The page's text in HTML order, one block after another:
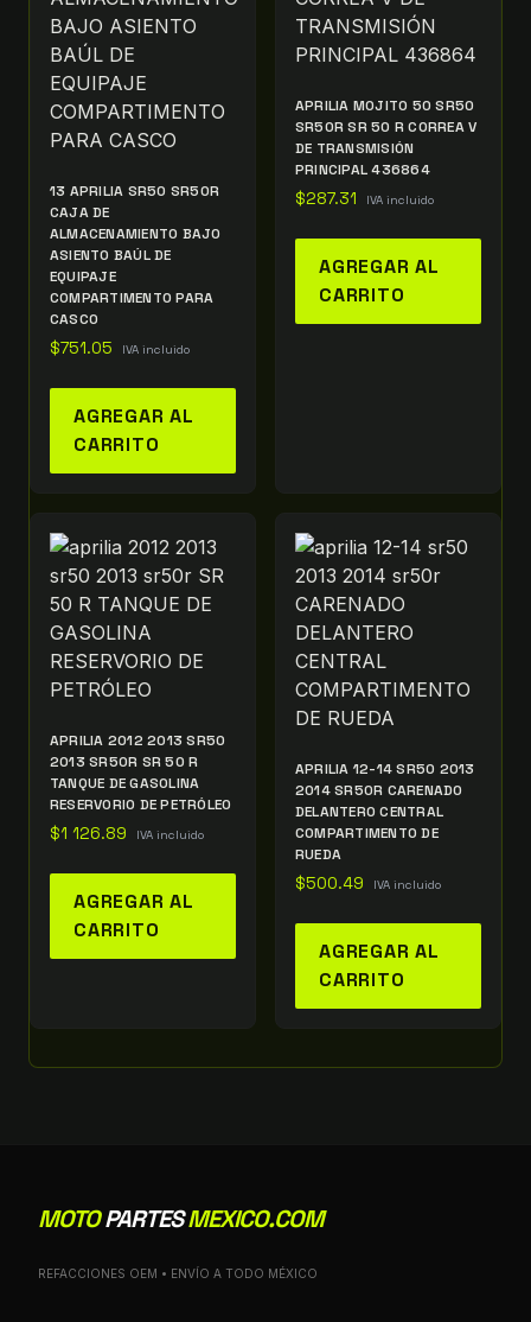
13 APRILIA SR50 SR50R
CAJA DE
ALMACENAMIENTO BAJO
ASIENTO BAÚL DE
EQUIPAJE
COMPARTIMENTO PARA
CASCO
$751.05 IVA incluido
AGREGAR AL
CARRITO
APRILIA MOJITO 50 SR50
SR50R SR 50 R CORREA V
DE TRANSMISIÓN
PRINCIPAL 436864
$287.31 IVA incluido
AGREGAR AL
CARRITO
APRILIA 2012 2013 SR50
2013 SR50R SR 50 R
TANQUE DE GASOLINA
RESERVORIO DE PETRÓLEO
$1 126.89 IVA incluido
AGREGAR AL
CARRITO
APRILIA 12-14 SR50 2013
2014 SR50R CARENADO
DELANTERO CENTRAL
COMPARTIMENTO DE
RUEDA
$500.49 IVA incluido
AGREGAR AL
CARRITO
MOTOPARTESMEXICO.COM
REFACCIONES OEM • ENVÍO A TODO MÉXICO